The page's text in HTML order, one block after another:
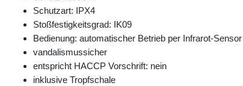
Schutzart: IPX4
Stoßfestigkeitsgrad: IK09
Bedienung: automatischer Betrieb per Infrarot-Sensor
vandalismussicher
entspricht HACCP Vorschrift: nein
inklusive Tropfschale